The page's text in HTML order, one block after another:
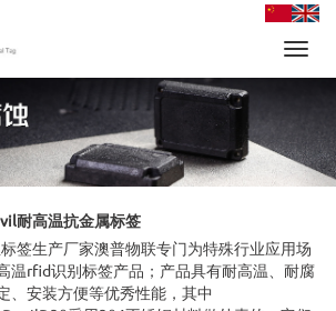
耐高温抗金属标签
签生产厂家澳普物联专门为特殊行业应用场
温rfid识别标签产品；产品具有耐高温、耐腐
、安装方便等优秀性能，其中